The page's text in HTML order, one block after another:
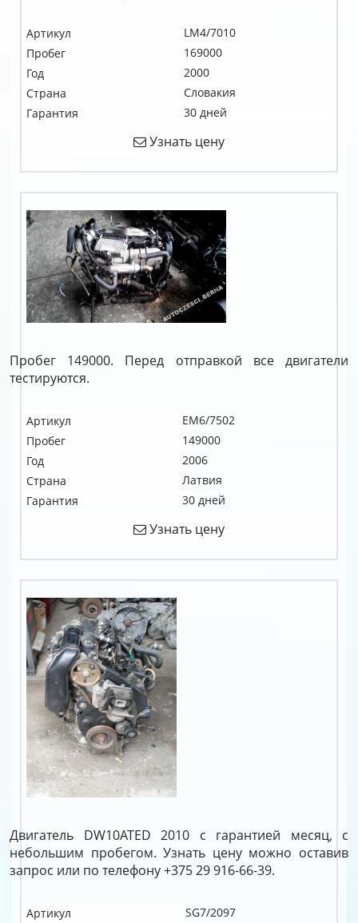
Артикул
LM4/7010
Пробег
169000
Год
2000
Страна
Словакия
Гарантия
30 дней
Узнать цену
Пробег 149000. Перед отправкой все двигатели
тестируются.
Артикул
EM6/7502
Пробег
149000
Год
2006
Страна
Латвия
Гарантия
30 дней
Узнать цену
Двигатель DW10ATED 2010 с гарантией месяц, с
небольшим пробегом. Узнать цену можно оставив
запрос или по телефону +375 29 916-66-39.
Артикул
SG7/2097